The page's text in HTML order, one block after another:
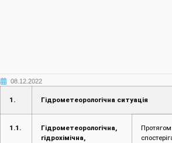
08.12.2022
1. Гідрометеорологічна ситуація
1.1.
Гідрометеорологічна,
гідрохімічна,
Протягом